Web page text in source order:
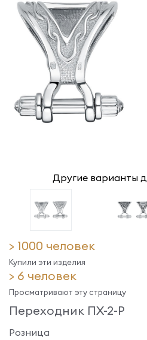
Другие варианты
> 1000 человек
Купили эти изделия
> 6 человек
Просматривают эту страницу
Переходник ПХ-2-Р
Розница